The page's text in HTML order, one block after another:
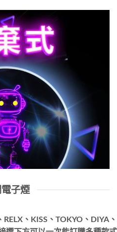
子煙
、KISS、TOKYO、DIYA、